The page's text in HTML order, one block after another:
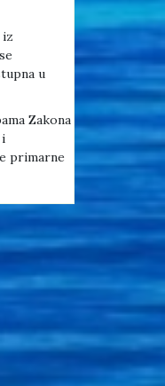
iz
u
Zakona
i
primarne